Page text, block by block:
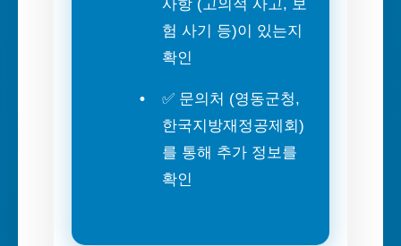
사항 (고의적 사고, 보
험 사기 등)이 있는지
확인
✅ 문의처 (영동군청,
한국지방재정공제회)
를 통해 추가 정보를
확인